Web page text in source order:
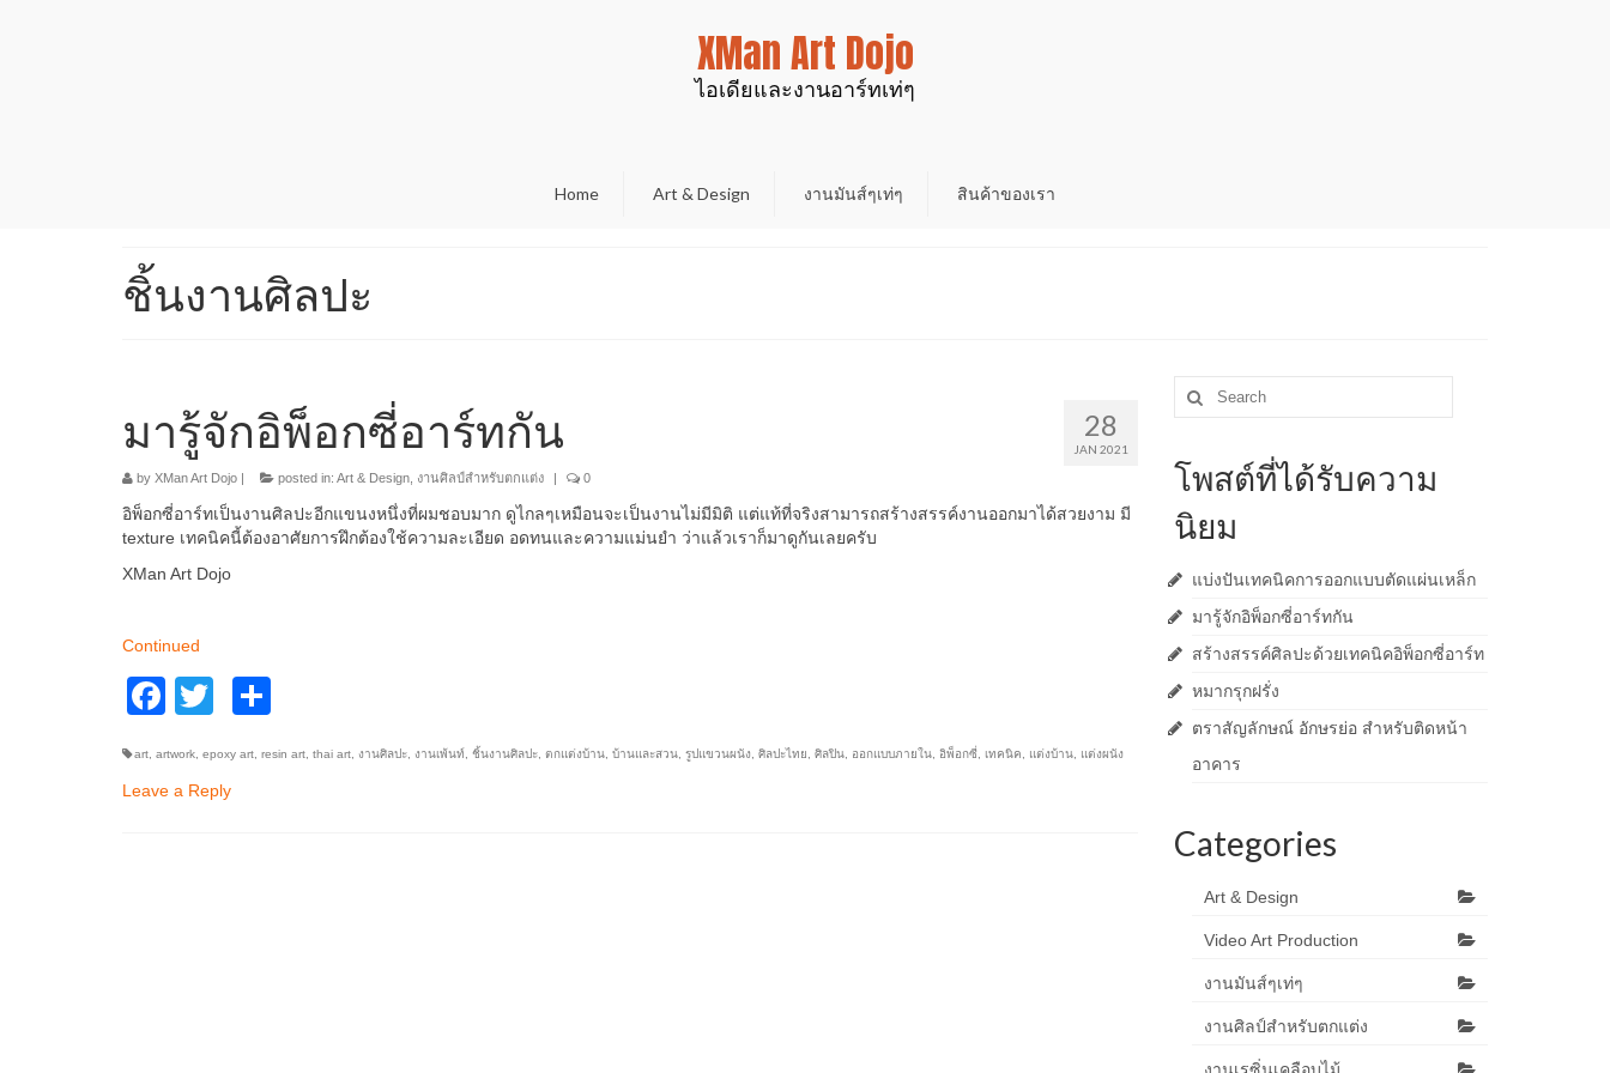
XMan Art Dojo
ไอเดียและงานอาร์ทเท่ๆ
Home Art & Design งานมันส์ๆเท่ๆ สินค้าของเรา
ชิ้นงานศิลปะ
28
JAN 2021
มารู้จักอิพ็อกซี่อาร์ทกัน
by XMan Art Dojo | posted in: Art & Design งานศิลป์สำหรับตกแต่ง | 0
อิพ็อกซี่อาร์ทเป็นงานศิลปะอีกแขนงหนึ่งที่ผมชอบมาก ดูไกลๆเหมือนจะเป็นงานไม่มีมิติ แต่แท้ที่จริงสามารถสร้างสรรค์งานออกมาได้สวยงาม มี
texture เทคนิคนี้ต้องอาศัยการฝึกต้องใช้ความละเอียด อดทนและความแม่นยำ ว่าแล้วเราก็มาดูกันเลยครับ
XMan Art Dojo
Continued
Facebook
Twitter
art artwork epoxy art resin art thai art งานศิลปะ งานเพ้นท์ ชิ้นงานศิลปะ ตกแต่งบ้าน บ้านและสวน รูปแขวนผนัง ศิลปะไทย ศิลปิน ออกแบบภายใน อิพ็อกซี่ เทคนิค แต่งบ้าน แต่งผนัง
Leave a Reply
Search
for:
โพสต์ที่ได้รับความ
นิยม
แบ่งปันเทคนิคการออกแบบตัดแผ่นเหล็ก
มารู้จักอิพ็อกซี่อาร์ทกัน
สร้างสรรค์ศิลปะด้วยเทคนิคอิพ็อกซี่อาร์ท
หมากรุกฝรั่ง
ตราสัญลักษณ์ อักษรย่อ สำหรับติดหน้า
อาคาร
Categories
Art & Design
Video Art Production
งานมันส์ๆเท่ๆ
งานศิลป์สำหรับตกแต่ง